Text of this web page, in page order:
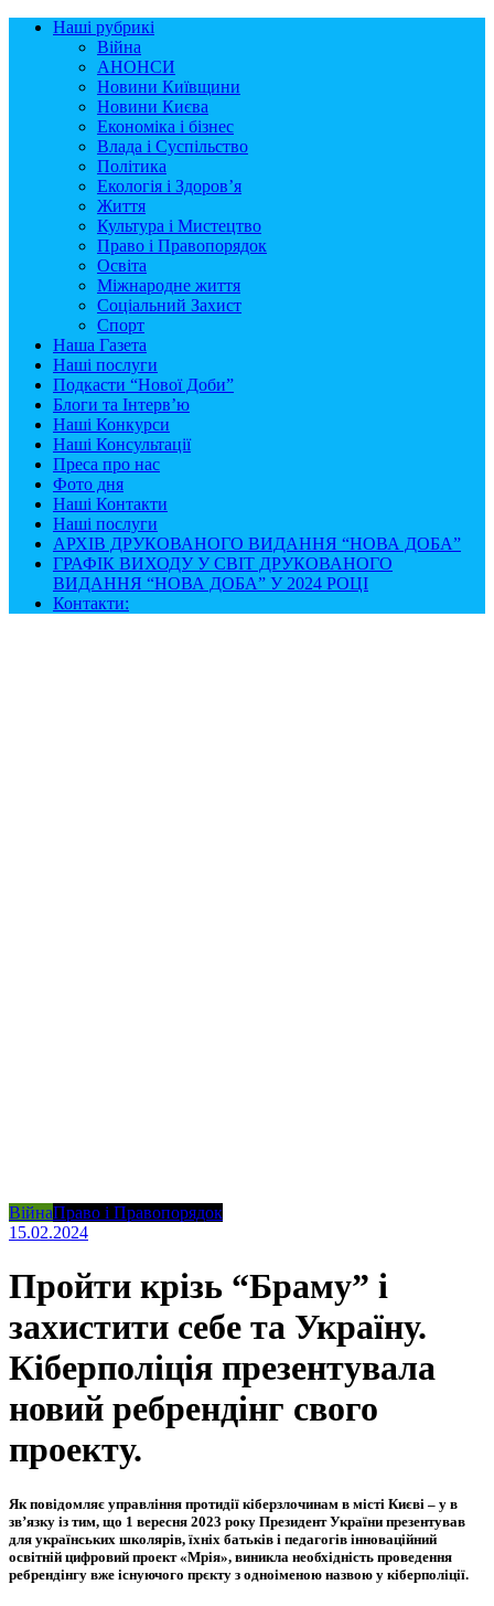
Наші рубрикі
Війна
АНОНСИ
Новини Київщини
Новини Києва
Економіка і бізнес
Влада і Суспільство
Політика
Екологія і Здоров’я
Життя
Культура і Мистецтво
Право і Правопорядок
Освіта
Міжнародне життя
Соціальний Захист
Спорт
Наша Газета
Наші послуги
Подкасти “Нової Доби”
Блоги та Інтерв’ю
Наші Конкурси
Наші Консультації
Преса про нас
Фото дня
Наші Контакти
Наші послуги
АРХІВ ДРУКОВАНОГО ВИДАННЯ “НОВА ДОБА”
ГРАФІК ВИХОДУ У СВІТ ДРУКОВАНОГО
ВИДАННЯ “НОВА ДОБА” У 2024 РОЦІ
Контакти:
ВійнаПраво і Правопорядок
15.02.2024
Пройти крізь “Браму” і
захистити себе та Україну.
Кіберполіція презентувала
новий ребрендінг свого
проекту.
Як повідомляє управління протидії кіберзлочинам в місті Києві – у в
зв’язку із тим, що 1 вересня 2023 року Президент України презентував
для українських школярів, їхніх батьків і педагогів інноваційний
освітній цифровий проект «Мрія», виникла необхідність проведення
ребрендінгу вже існуючого прєкту з одноіменою назвою у кіберполіції.